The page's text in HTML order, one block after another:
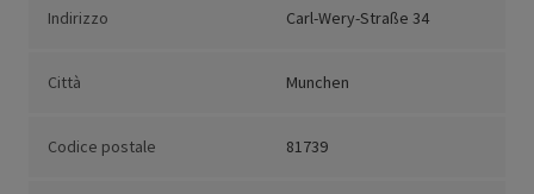
Indirizzo Carl-Wery-Straße 34
Città Munchen
Codice postale 81739